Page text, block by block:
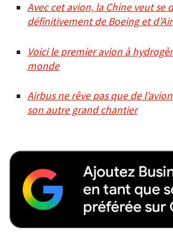
Avec cet avion, la Chine veut se
définitivement de Boeing et
Voici le premier avion à
monde
Airbus ne rêve pas que de
son autre grand chantier